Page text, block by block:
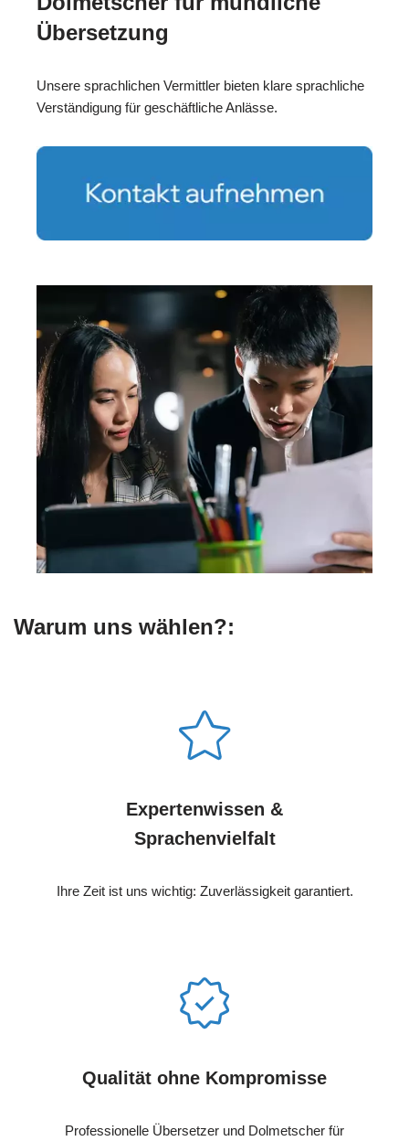
Übersetzung
Unsere sprachlichen Vermittler bieten klare sprachliche
Verständigung für geschäftliche Anlässe.
Warum uns wählen?:
Expertenwissen &
Sprachenvielfalt
Ihre Zeit ist uns wichtig: Zuverlässigkeit garantiert.
Qualität ohne Kompromisse
Professionelle Übersetzer und Dolmetscher für